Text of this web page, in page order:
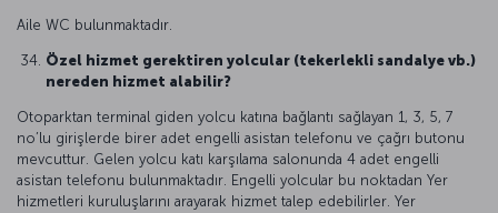
Aile WC bulunmaktadır.
Özel hizmet gerektiren yolcular (tekerlekli sandalye vb.)
nereden hizmet alabilir?
Otoparktan terminal giden yolcu katına bağlantı sağlayan 1, 3, 5, 7
no’lu girişlerde birer adet engelli asistan telefonu ve çağrı butonu
mevcuttur. Gelen yolcu katı karşılama salonunda 4 adet engelli
asistan telefonu bulunmaktadır. Engelli yolcular bu noktadan Yer
hizmetleri kuruluşlarını arayarak hizmet talep edebilirler. Yer